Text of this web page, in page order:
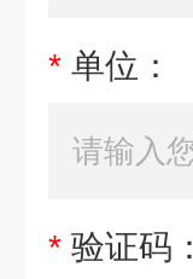
* 单位：
* 验证码：